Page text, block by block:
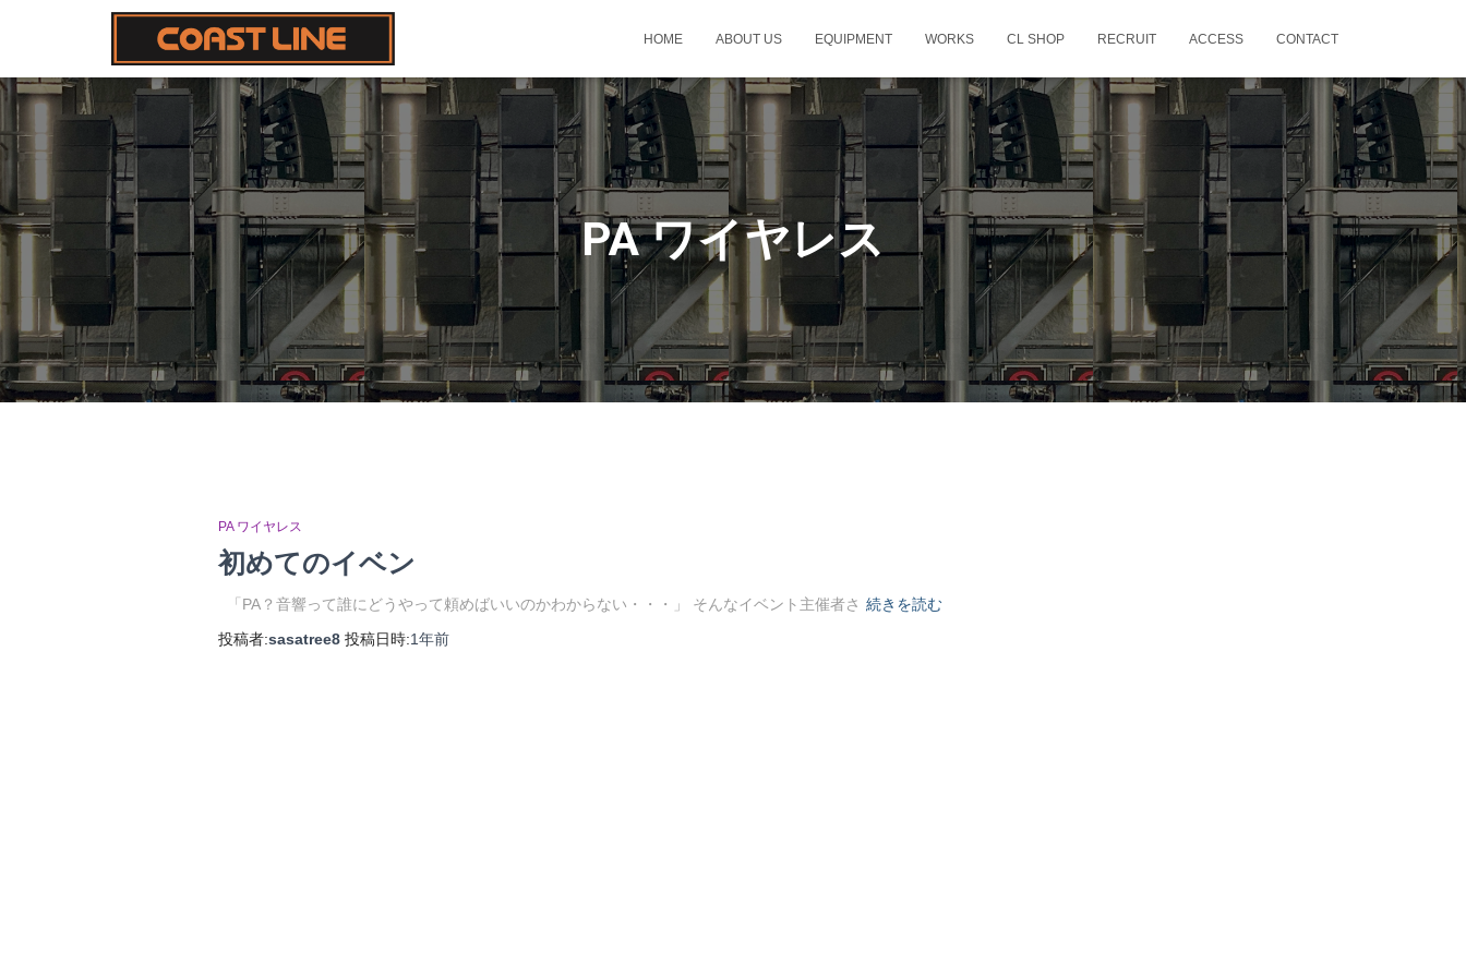
HOME ABOUT US EQUIPMENT WORKS CL SHOP RECRUIT ACCESS CONTACT
PA ワイヤレス
PA ワイヤレス
初めてのイベン
「PA？音響って誰にどうやって頼めばいいのかわからない・・・」 そんなイベント主催者さ 続きを読む
投稿者:sasatree8投稿日時:1年前